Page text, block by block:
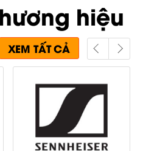
hiệu
XEM TẤT CẢ